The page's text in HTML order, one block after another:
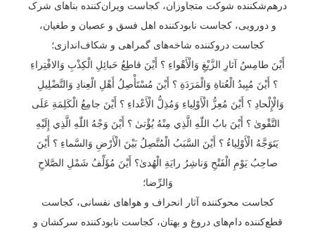
درهم‌شکننده شوکت متجاوزان، کجاست ویران‌کننده بناهای شرک
و دورویی، کجاست نابودکننده اهل فسق و عصیان و طغیان،
کجاست دروکننده شاخه‌های گمراهی و شکاف‌اندازی؛
أَيْنَ طامِسُ آثارِ الزَّيْغِ وَالْأَهْواءِ ؟ أَيْنَ قاطِعُ حَبائِلِ الْكِذْبِ وَالافْتِراءِ
؟ أَيْنَ مُبِيدُ الْعُتاةِ وَالْمَرَدَةِ ؟ أَيْنَ مُسْتَأْصِلُ أَهْلِ الْعِنادِ وَالتَّضْلِيلِ
وَالْإِلْحادِ ؟ أَيْنَ مُعِزُّ الْأَوْلِياءِ وَمُذِلُّ الْأَعْداءِ ؟ أَيْنَ جامِعُ الْكَلِمَةِ عَلَى
التَّقْوىٰ ؟ أَيْنَ بابُ اللّٰهِ الَّذِي مِنْهُ يُؤْتىٰ ؟ أَيْنَ وَجْهُ اللّٰهِ الَّذِي إِلَيْهِ
يَتَوَجَّهُ الْأَوْلِياءُ ؟ أَيْنَ السَّبَبُ الْمُتَّصِلُ بَيْنَ الْأَرْضِ وَالسَّماءِ ؟ أَيْنَ
صاحِبُ يَوْمِ الْفَتْحِ وَناشِرُ رايَةِ الْهُدىٰ؟ أَيْنَ مُؤَلِّفُ شَمْلِ الصَّلاحِ
وَالرِّضا؛
کجاست محوکننده آثار انحراف و هواهای نفسانی، کجاست
قطع‌کننده دام‌های دروغ و بهتان، کجاست نابودکننده سرکشان و